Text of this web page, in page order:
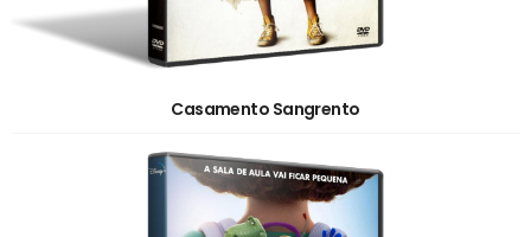
Casamento Sangrento